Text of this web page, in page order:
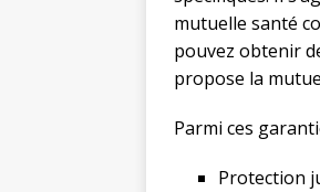
mutuelle santé
pouvez obtenir
propose la
Parmi ces
Protection